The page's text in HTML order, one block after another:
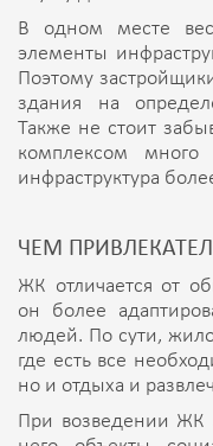
В одном месте
элементы
Поэтому
здания на
Также не стоит
комплексом
инфраструктура
ЧЕМ
ЖК отличается от
он более
людей. По сути,
где есть все
но и отдыха и
При возведении ЖК